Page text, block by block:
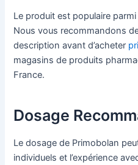
Le produit est populaire
Nous vous recommandons
description avant d’acheter
magasins de produits
France.
Dosage
Le dosage de Primobolan
individuels et l’expérience